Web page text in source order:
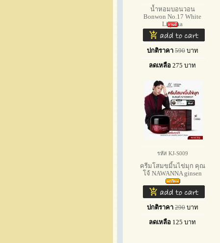
น้ำหอมบอนวอน
Bonwon No.17 White
Lity &a
ปกติราคา 590 บาท
ลดเหลือ 275 บาท
รหัส KJ-S009
ครีมโสมขมิ้นไข่มุก คุณ
โจ้ NAWANNA ginsen
ปกติราคา 290 บาท
ลดเหลือ 125 บาท